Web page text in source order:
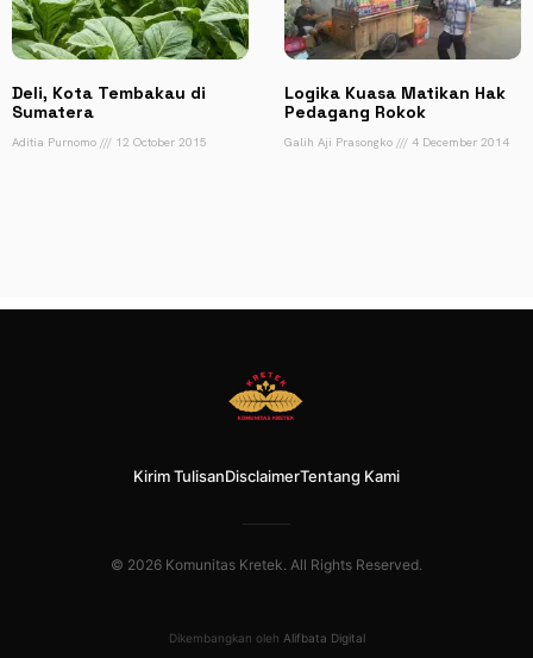
Deli, Kota Tembakau di
Sumatera
Aditia Purnomo 12 October 2015
Logika Kuasa Matikan Hak
Pedagang Rokok
Galih Aji Prasongko 4 December 2014
Kirim TulisanDisclaimerTentang Kami
© 2026 Komunitas Kretek. All Rights Reserved.
Dikembangkan oleh Alifbata Digital